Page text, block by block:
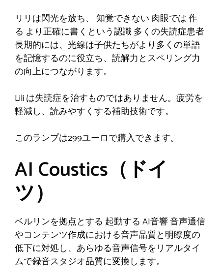
リリは閃光を放ち、 知覚できない 肉眼では作
る より正確に書くという認識多くの失読症患者
長期的には、光線は子供たちがより多くの単語
を記憶するのに役立ち、読解力とスペリング力
の向上につながります。
Lili は失読症を治すものではありません。疲労を
軽減し、読みやすくする補助技術です。
このランプは299ユーロで購入できます。
AI Coustics（ドイ
ツ）
ベルリンを拠点とする 起動する AI音響音声通信
やコンテンツ作成における音声品質と明瞭度の
低下に対処し、あらゆる音声信号をリアルタイ
ムで録音スタジオ品質に変換します。